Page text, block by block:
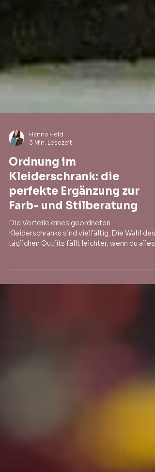
Hanna Held
3 Min. Lesezeit
Ordnung im
Kleiderschrank: die
perfekte Ergänzung zur
Farb- und Stilberatung
Die Vorteile eines geordneten
täglichen Outfits fällt leichter, wenn du alles